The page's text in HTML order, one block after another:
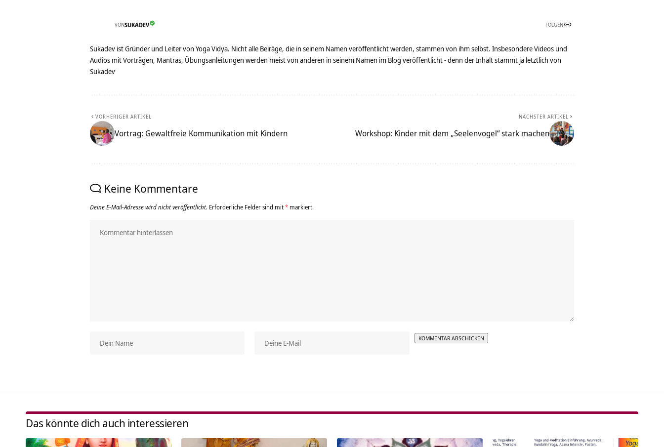
VONSUKADEV FOLGEN
Sukadev ist Gründer und Leiter von Yoga Vidya. Nicht alle Beiräge, die in seinem Namen veröffentlicht werden, stammen von ihm selbst. Insbesondere Videos und
Audios mit Vorträgen, Mantras, Übungsanleitungen werden meist von anderen in seinem Namen im Blog veröffentlicht - denn der Inhalt stammt ja letztlich von
Sukadev
VORHERIGER ARTIKEL
Vortrag: Gewaltfreie Kommunikation mit Kindern
NÄCHSTER ARTIKEL
Workshop: Kinder mit dem „Seelenvogel“ stark machen
Keine Kommentare
Deine E-Mail-Adresse wird nicht veröffentlicht. Erforderliche Felder sind mit* markiert.
Das könnte dich auch interessieren